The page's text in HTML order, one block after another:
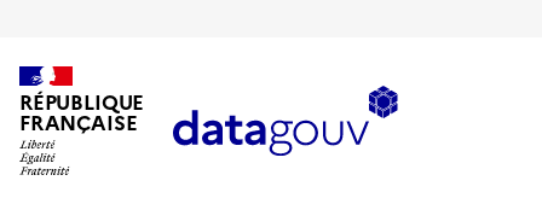
RÉPUBLIQUE
FRANÇAISE